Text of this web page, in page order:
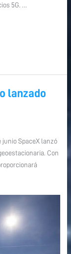
5G. …
lanzado
junio SpaceX lanzó
Con